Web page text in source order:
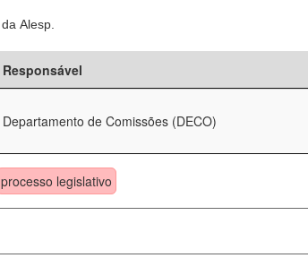
Alesp.
Responsável
Departamento de Comissões (DECO)
processo legislativo